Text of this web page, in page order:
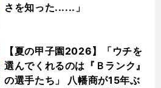
さを知った......」
【夏の甲子園2026】「ウチを
選んでくれるのは『Ｂランク』
の選手たち」 八幡商が15年ぶ